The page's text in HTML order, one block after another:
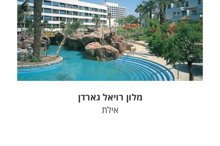
מלון רויאל גארדן
אילת
צפה בפרויקט